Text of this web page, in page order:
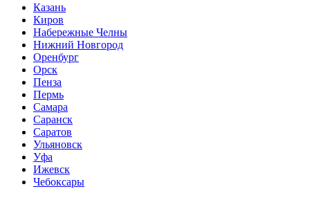
Казань
Киров
Набережные Челны
Нижний Новгород
Оренбург
Орск
Пенза
Пермь
Самара
Саранск
Саратов
Ульяновск
Уфа
Ижевск
Чебоксары